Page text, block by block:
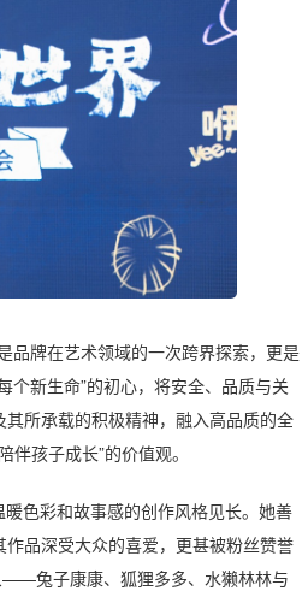
品牌在艺术领域的一次跨界探索，更是
新生命”的初心，将安全、品质与关
所承载的积极精神，融入高品质的全
孩子成长”的价值观。
色彩和故事感的创作风格见长。她善
品深受大众的喜爱，更甚被粉丝赞誉
——兔子康康、狐狸多多、水獭林林与